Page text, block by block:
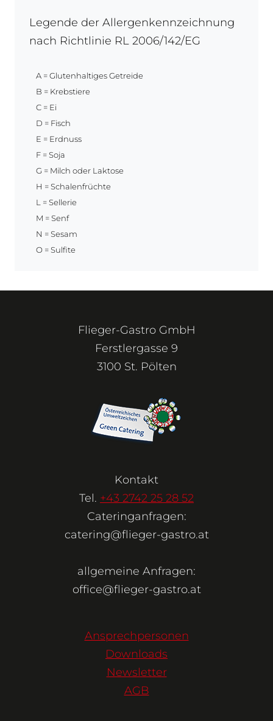
Legende der Allergenkennzeichnung
nach Richtlinie RL 2006/142/EG
A = Glutenhaltiges Getreide
B = Krebstiere
C = Ei
D = Fisch
E = Erdnuss
F = Soja
G = Milch oder Laktose
H = Schalenfrüchte
L = Sellerie
M = Senf
N = Sesam
O = Sulfite
Flieger-Gastro GmbH
Ferstlergasse 9
3100 St. Pölten
Kontakt
Tel. +43 2742 25 28 52
Cateringanfragen:
catering@flieger-gastro.at
allgemeine Anfragen:
office@flieger-gastro.at
Ansprechpersonen
Downloads
Newsletter
AGB